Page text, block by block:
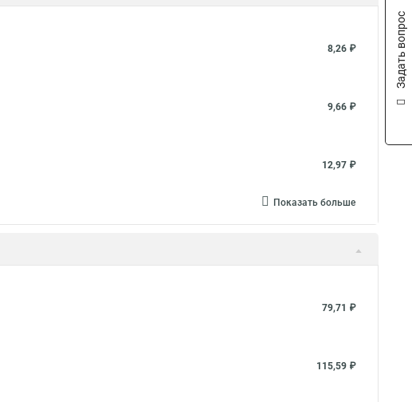
8,26 ₽
9,66 ₽
12,97 ₽
Показать больше
79,71 ₽
115,59 ₽
Задать вопрос